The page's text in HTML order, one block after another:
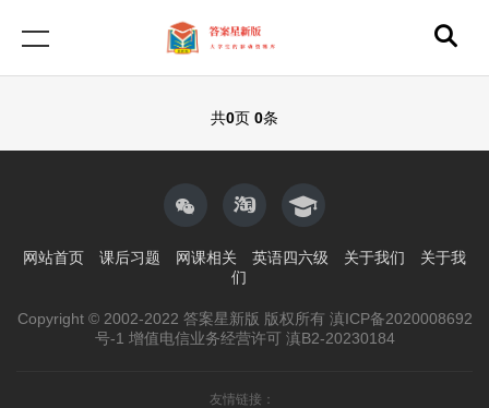
共0页 0条
网站首页 课后习题 网课相关 英语四六级 关于我们
关于我
们
Copyright © 2002-2022 答案星新版 版权所有 滇ICP备2020008692
号-1 增值电信业务经营许可 滇B2-20230184
友情链接：